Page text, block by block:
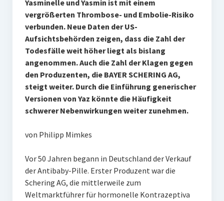
Yasminelle und Yasmin ist mit einem
vergrößerten Thrombose- und Embolie-Risiko
verbunden. Neue Daten der US-
Aufsichtsbehörden zeigen, dass die Zahl der
Todesfälle weit höher liegt als bislang
angenommen. Auch die Zahl der Klagen gegen
den Produzenten, die BAYER SCHERING AG,
steigt weiter. Durch die Einführung generischer
Versionen von Yaz könnte die Häufigkeit
schwerer Nebenwirkungen weiter zunehmen.
von Philipp Mimkes
Vor 50 Jahren begann in Deutschland der Verkauf
der Antibaby-Pille. Erster Produzent war die
Schering AG, die mittlerweile zum
Weltmarktführer für hormonelle Kontrazeptiva